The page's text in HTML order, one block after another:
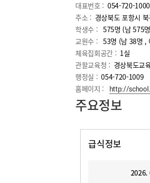
대표번호 : 054-720-1000
주소 : 경상북도 포항시
학생수 : 575명 (남 575
교원수 : 53명 (남 38명 ,
체육집회공간 : 1실
관할교육청 : 경상북도교
행정실 : 054-720-1009
홈페이지 :
http://
주요정보
급식정보
2026.